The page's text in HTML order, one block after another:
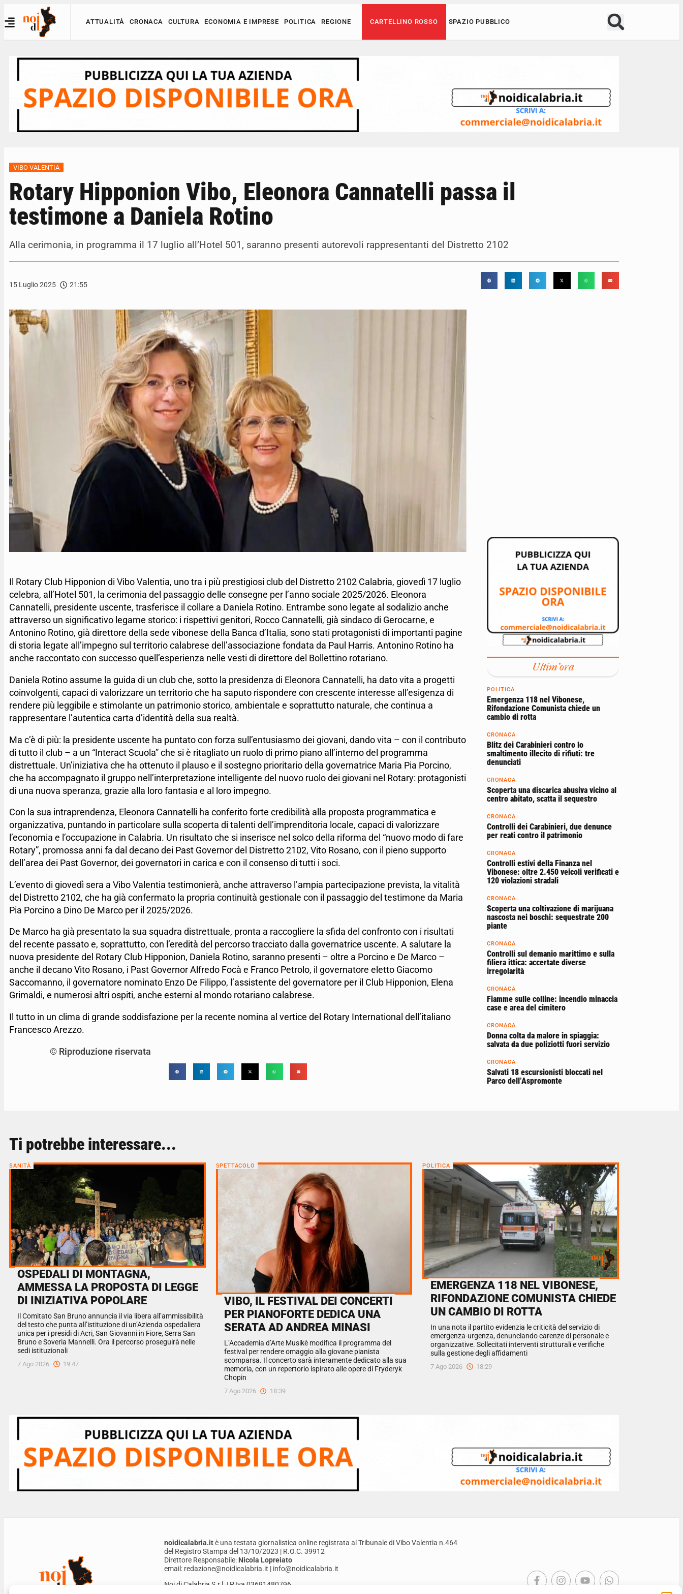
ATTUALITÀ CRONACA CULTURA ECONOMIA E IMPRESE POLITICA REGIONE CARTELLINO ROSSO SPAZIO PUBBLICO
VIBO VALENTIA
Rotary Hipponion Vibo, Eleonora Cannatelli passa il
testimone a Daniela Rotino
Alla cerimonia, in programma il 17 luglio all’Hotel 501, saranno presenti autorevoli rappresentanti del Distretto 2102
15 Luglio 2025 21:55
Il Rotary Club Hipponion di Vibo Valentia, uno tra i più prestigiosi club del Distretto 2102 Calabria, giovedì 17 luglio
celebra, all’Hotel 501, la cerimonia del passaggio delle consegne per l’anno sociale 2025/2026. Eleonora
Cannatelli, presidente uscente, trasferisce il collare a Daniela Rotino. Entrambe sono legate al sodalizio anche
attraverso un significativo legame storico: i rispettivi genitori, Rocco Cannatelli, già sindaco di Gerocarne, e
Antonino Rotino, già direttore della sede vibonese della Banca d’Italia, sono stati protagonisti di importanti pagine
di storia legate all’impegno sul territorio calabrese dell’associazione fondata da Paul Harris. Antonino Rotino ha
anche raccontato con successo quell’esperienza nelle vesti di direttore del Bollettino rotariano.
Daniela Rotino assume la guida di un club che, sotto la presidenza di Eleonora Cannatelli, ha dato vita a progetti
coinvolgenti, capaci di valorizzare un territorio che ha saputo rispondere con crescente interesse all’esigenza di
rendere più leggibile e stimolante un patrimonio storico, ambientale e soprattutto naturale, che continua a
rappresentare l’autentica carta d’identità della sua realtà.
Ma c’è di più: la presidente uscente ha puntato con forza sull’entusiasmo dei giovani, dando vita – con il contributo
di tutto il club – a un “Interact Scuola” che si è ritagliato un ruolo di primo piano all’interno del programma
distrettuale. Un’iniziativa che ha ottenuto il plauso e il sostegno prioritario della governatrice Maria Pia Porcino,
che ha accompagnato il gruppo nell’interpretazione intelligente del nuovo ruolo dei giovani nel Rotary: protagonisti
di una nuova speranza, grazie alla loro fantasia e al loro impegno.
Con la sua intraprendenza, Eleonora Cannatelli ha conferito forte credibilità alla proposta programmatica e
organizzativa, puntando in particolare sulla scoperta di talenti dell’imprenditoria locale, capaci di valorizzare
l’economia e l’occupazione in Calabria. Un risultato che si inserisce nel solco della riforma del “nuovo modo di fare
Rotary”, promossa anni fa dal decano dei Past Governor del Distretto 2102, Vito Rosano, con il pieno supporto
dell’area dei Past Governor, dei governatori in carica e con il consenso di tutti i soci.
L’evento di giovedì sera a Vibo Valentia testimonierà, anche attraverso l’ampia partecipazione prevista, la vitalità
del Distretto 2102, che ha già confermato la propria continuità gestionale con il passaggio del testimone da Maria
Pia Porcino a Dino De Marco per il 2025/2026.
De Marco ha già presentato la sua squadra distrettuale, pronta a raccogliere la sfida del confronto con i risultati
del recente passato e, soprattutto, con l’eredità del percorso tracciato dalla governatrice uscente. A salutare la
nuova presidente del Rotary Club Hipponion, Daniela Rotino, saranno presenti – oltre a Porcino e De Marco –
anche il decano Vito Rosano, i Past Governor Alfredo Focà e Franco Petrolo, il governatore eletto Giacomo
Saccomanno, il governatore nominato Enzo De Filippo, l’assistente del governatore per il Club Hipponion, Elena
Grimaldi, e numerosi altri ospiti, anche esterni al mondo rotariano calabrese.
Il tutto in un clima di grande soddisfazione per la recente nomina al vertice del Rotary International dell’italiano
Francesco Arezzo.
© Riproduzione riservata
Ultim'ora
POLITICA
Emergenza 118 nel Vibonese,
Rifondazione Comunista chiede un
cambio di rotta
CRONACA
Blitz dei Carabinieri contro lo
smaltimento illecito di rifiuti: tre
denunciati
CRONACA
Scoperta una discarica abusiva vicino al
centro abitato, scatta il sequestro
CRONACA
Controlli dei Carabinieri, due denunce
per reati contro il patrimonio
CRONACA
Controlli estivi della Finanza nel
Vibonese: oltre 2.450 veicoli verificati e
120 violazioni stradali
CRONACA
Scoperta una coltivazione di marijuana
nascosta nei boschi: sequestrate 200
piante
CRONACA
Controlli sul demanio marittimo e sulla
filiera ittica: accertate diverse
irregolarità
CRONACA
Fiamme sulle colline: incendio minaccia
case e area del cimitero
CRONACA
Donna colta da malore in spiaggia:
salvata da due poliziotti fuori servizio
CRONACA
Salvati 18 escursionisti bloccati nel
Parco dell’Aspromonte
Ti potrebbe interessare...
SANITÀ
OSPEDALI DI MONTAGNA,
AMMESSA LA PROPOSTA DI LEGGE
DI INIZIATIVA POPOLARE
Il Comitato San Bruno annuncia il via libera all’ammissibilità
del testo che punta all’istituzione di un’Azienda ospedaliera
unica per i presidi di Acri, San Giovanni in Fiore, Serra San
Bruno e Soveria Mannelli. Ora il percorso proseguirà nelle
sedi istituzionali
7 Ago 2026 19:47
SPETTACOLO
VIBO, IL FESTIVAL DEI CONCERTI
PER PIANOFORTE DEDICA UNA
SERATA AD ANDREA MINASI
L’Accademia d’Arte Musikè modifica il programma del
festival per rendere omaggio alla giovane pianista
scomparsa. Il concerto sarà interamente dedicato alla sua
memoria, con un repertorio ispirato alle opere di Fryderyk
Chopin
7 Ago 2026 18:39
POLITICA
EMERGENZA 118 NEL VIBONESE,
RIFONDAZIONE COMUNISTA CHIEDE
UN CAMBIO DI ROTTA
In una nota il partito evidenzia le criticità del servizio di
emergenza-urgenza, denunciando carenze di personale e
organizzative. Sollecitati interventi strutturali e verifiche
sulla gestione degli affidamenti
7 Ago 2026 18:29
noidicalabria.itè una testata giornalistica online registrata al Tribunale di Vibo Valentia n.464
del Registro Stampa del 13/10/2023 | R.O.C. 39912
Direttore Responsabile: Nicola Lopreiato
email: redazione@noidicalabria.it | info@noidicalabria.it
Noi di Calabria S.r.l. | P.Iva 03691480796